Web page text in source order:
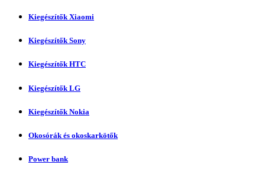
Kiegészítők Xiaomi
Kiegészítők Sony
Kiegészítők HTC
Kiegészítők LG
Kiegészítők Nokia
Okosórák és okoskarkötők
Power bank